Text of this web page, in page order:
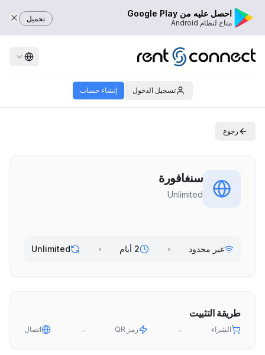
احصل عليه من Google Play
متاح لنظام Android تحميل
تسجيل الدخول إنشاء حساب
رجوع
سنغافورة
Unlimited
غير محدود • 2 أيام •
Unlimited
طريقة التثبيت
الشراء → رمز QR → اتصال